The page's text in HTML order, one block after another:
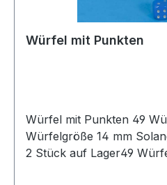
Würfel mit Punkten
Würfel mit Punkten 49 Würfel mit Punkten,
Würfelgröße 14 mm
2 Stück auf Lager49